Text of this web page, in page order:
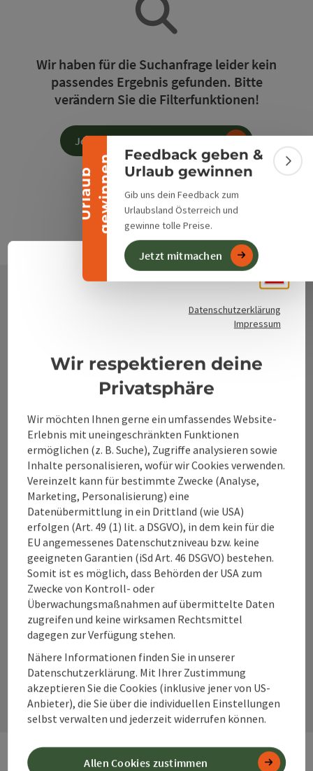
U
r
l
a
u
b
g
e
w
i
n
n
en
Banner einklappen
Feedback geben &
Urlaub gewinnen
Gib uns dein Feedback zum
Urlaubsland Österreich und
gewinne tolle Preise.
Jetzt mitmachen
Wir haben für die Suchanfrage leider kein
passendes Ergebnis gefunden. Bitte
verändern Sie die Filterfunktionen!
Jetzt alle Filter zurücksetzen
Alpenland Tourismus GmbH
4580 Windischgarsten
+43 50 360 360 360
info@360alpenland.com
InstagramFacebookYouTube
Kontaktformular
Datenschutzerklärung
Impressum
Wir respektieren deine
Privatsphäre
Wir möchten Ihnen gerne ein umfassendes Website-
Erlebnis mit uneingeschränkten Funktionen
ermöglichen (z. B. Suche), Zugriffe analysieren sowie
Inhalte personalisieren, wofür wir Cookies verwenden.
Vereinzelt kann für bestimmte Zwecke (Analyse,
Marketing, Personalisierung) eine
Datenübermittlung in ein Drittland (wie USA)
erfolgen (Art. 49 (1) lit. a DSGVO), in dem kein für die
EU angemessenes Datenschutzniveau bzw. keine
geeigneten Garantien (iSd Art. 46 DSGVO) bestehen.
Somit ist es möglich, dass Behörden der USA zum
Zwecke von Kontroll- oder
Überwachungsmaßnahmen auf übermittelte Daten
zugreifen und keine wirksamen Rechtsmittel
dagegen zur Verfügung stehen.
Nähere Informationen finden Sie in unserer
Datenschutzerklärung. Mit Ihrer Zustimmung
akzeptieren Sie die Cookies (inklusive jener von US-
Anbieter), die Sie über die individuellen Einstellungen
selbst verwalten und jederzeit widerrufen können.
Allen Cookies zustimmen